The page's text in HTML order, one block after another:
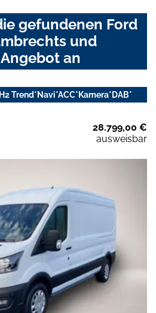
gefundenen Ford
und
an
Trend*Navi*ACC*Kamera*DAB*
28.799,00 €
ausweisbar